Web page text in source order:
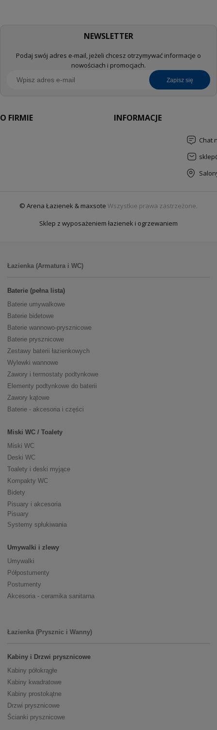
NEWSLETTER
Podaj swój adres e-mail, jeżeli chcesz otrzymywać informacje o
nowościach i promocjach.
zapisz się
O FIRMIE INFORMACJE
Chat
© Arena Łazienek & maxsote Wszystkie prawa zastrzeżone.
Sklep z wyposażeniem łazienek i ogrzewaniem
Łazienka (Armatura i WC)
Baterie (pełna lista)
Baterie umywalkowe
Baterie bidetowe
Baterie wannowo-prysznicowe
Baterie prysznicowe
Zestawy baterii łazienkowych
Wylewki wannowe
Zawory i termostaty podtynkowe
Elementy podtynkowe do baterii
Zawory kątowe
Baterie - akcesoria i części
Miski WC / Toalety
Miski WC
Deski WC
Toalety i deski myjące
Kompakty WC
Bidety
Pisuary i akcesoria
Pisuary
Systemy spłukiwania
Umywalki i zlewy
Umywalki
Półpostumenty
Postumenty
Akcesoria - ceramika sanitarna
Łazienka (Prysznic i Wanny)
Kabiny i Drzwi prysznicowe
Kabiny półokrągłe
Kabiny kwadratowe
Kabiny prostokątne
Drzwi prysznicowe
Ścianki prysznicowe